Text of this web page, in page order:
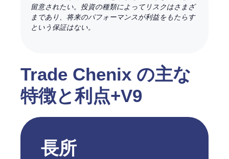
留意されたい。投資の種類によってリスクはさまざ
まであり、将来のパフォーマンスが利益をもたらす
という保証はない。
Trade Chenix の主な
特徴と利点+V9
長所